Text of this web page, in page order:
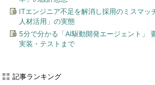
ITエンジニア不足を解消し採用のミスマッ
人材活用」の実態
5分で分かる「AI駆動開発エージェント」
実装・テストまで
記事ランキング